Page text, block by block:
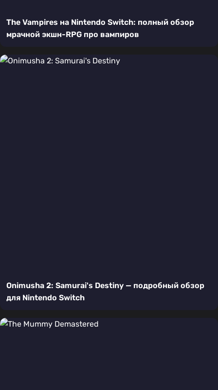
The Vampires на Nintendo Switch: полный обзор
мрачной экшн-RPG про вампиров
Onimusha 2: Samurai's Destiny — подробный обзор
для Nintendo Switch